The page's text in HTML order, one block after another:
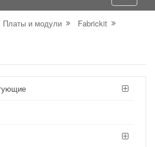
Платы и модули Fabrickit